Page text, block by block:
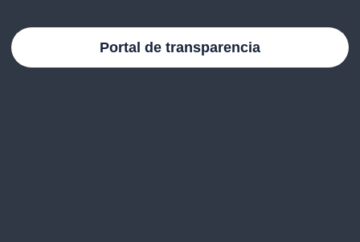
Portal de transparencia